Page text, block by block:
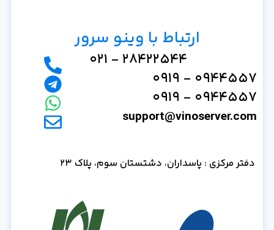
ارتباط با وینو سرور
28422544 - 021
0944557 - 0919
0944557 - 0919
support@vinoserver.com
دفتر مرکزی : پاسداران، دشتستان سوم، پلاک 23